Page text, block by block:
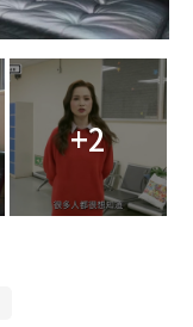
+2